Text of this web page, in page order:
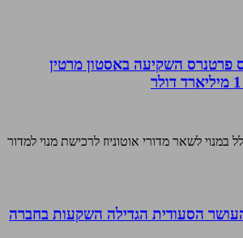
/ ארקטוס פרטנרס השקיעה באסטון מרטין
במנוי לשאר מדורי אוטוניוז לרכישת מנוי למדור
הסעודית הגדילה השקעות בחברה